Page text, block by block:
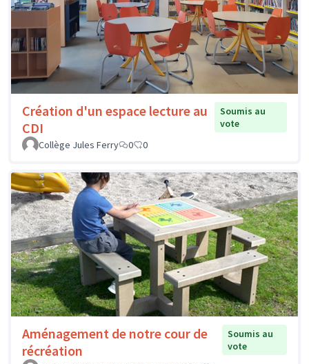
Création d'un espace lecture au
CDI
Soumis au
vote
Collège Jules Ferry
0 0
Aménagement de notre cour de
récréation
Soumis au
vote